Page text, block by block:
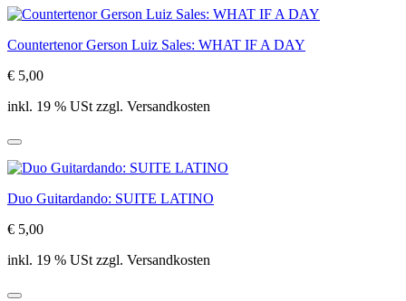
Countertenor Gerson Luiz Sales: WHAT IF A DAY
€ 5,00
inkl. 19 % USt zzgl. Versandkosten
Duo Guitardando: SUITE LATINO
€ 5,00
inkl. 19 % USt zzgl. Versandkosten